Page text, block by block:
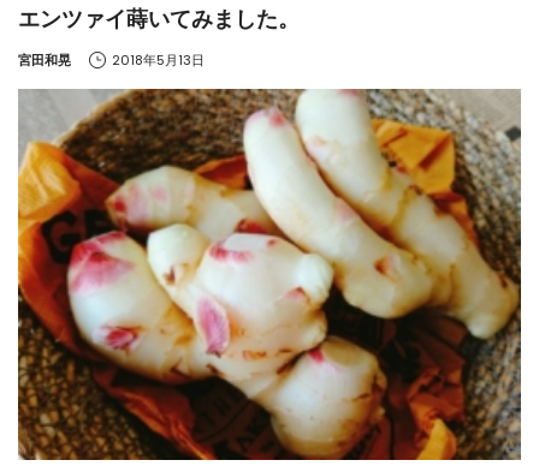
エンツァイ蒔いてみました。
by
宮田和晃 2018年5月13日